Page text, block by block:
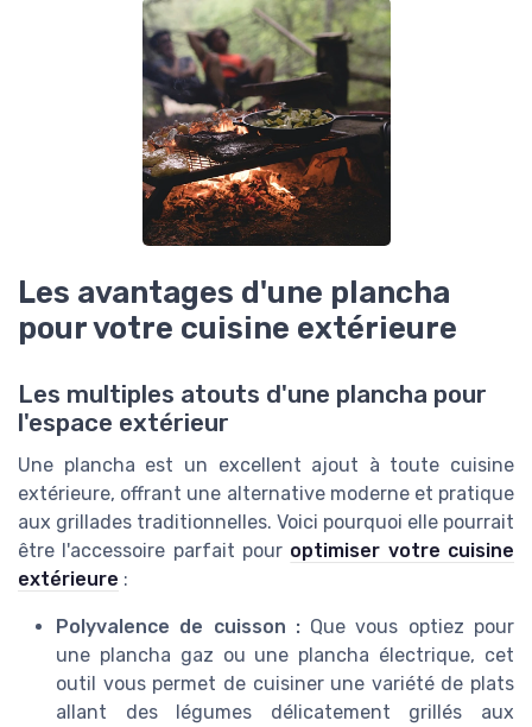
Les avantages d'une plancha
pour votre cuisine extérieure
Les multiples atouts d'une plancha pour
l'espace extérieur
Une plancha est un excellent ajout à toute cuisine
extérieure, offrant une alternative moderne et pratique
aux grillades traditionnelles. Voici pourquoi elle pourrait
être l'accessoire parfait pour optimiser votre cuisine
extérieure :
Polyvalence de cuisson :Que vous optiez pour
une plancha gaz ou une plancha électrique, cet
outil vous permet de cuisiner une variété de plats
allant des légumes délicatement grillés aux